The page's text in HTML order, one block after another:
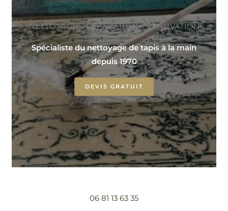
NETTOYAGE ~ RÉPARATION ~ RÉNOVATION
Spécialiste du nettoyage de tapis à la main
depuis 1970
DEVIS GRATUIT
06 81 13 63 35